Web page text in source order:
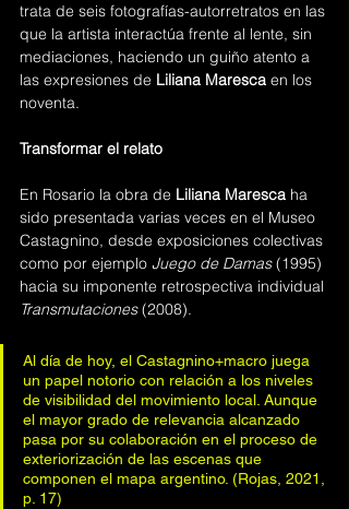
trata de seis fotografías-autorretratos en las
que la artista interactúa frente al lente, sin
mediaciones, haciendo un guiño atento a
las expresiones de Liliana Maresca en los
noventa.
Transformar el relato
En Rosario la obra de Liliana Maresca ha
sido presentada varias veces en el Museo
Castagnino, desde exposiciones colectivas
como por ejemplo Juego de Damas (1995)
hacia su imponente retrospectiva individual
Transmutaciones (2008).
Al día de hoy, el Castagnino+macro juega
un papel notorio con relación a los niveles
de visibilidad del movimiento local. Aunque
el mayor grado de relevancia alcanzado
pasa por su colaboración en el proceso de
exteriorización de las escenas que
componen el mapa argentino. (Rojas, 2021,
p. 17)